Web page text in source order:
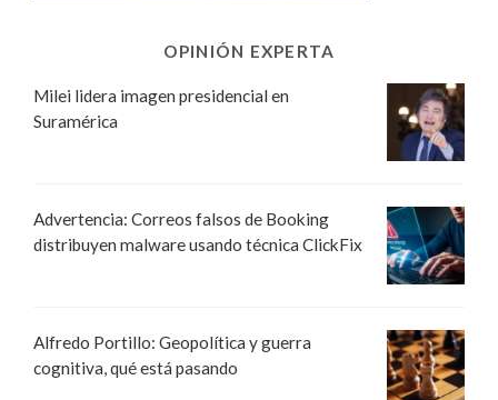
OPINIÓN EXPERTA
Milei lidera imagen presidencial en
Suramérica
Advertencia: Correos falsos de Booking
distribuyen malware usando técnica ClickFix
Alfredo Portillo: Geopolítica y guerra
cognitiva, qué está pasando